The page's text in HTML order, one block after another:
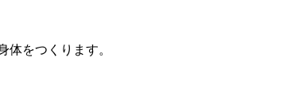
をつくります。